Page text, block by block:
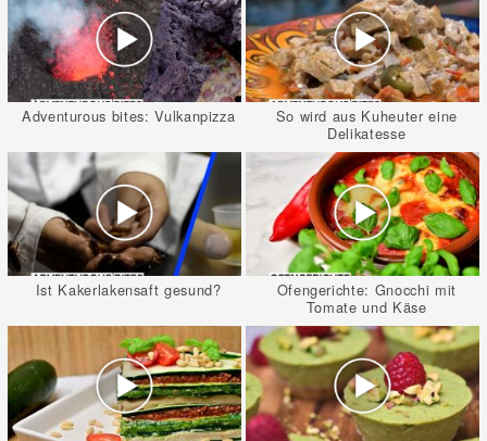
Adventurous bites: Vulkanpizza
So wird aus Kuheuter eine
Delikatesse
Ist Kakerlakensaft gesund?
Ofengerichte: Gnocchi mit
Tomate und Käse